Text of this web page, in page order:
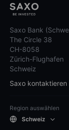
Saxo Bank
The Circle 38
CH-8058
Zürich-Flughafen
Schweiz
Saxo kontaktieren
Region auswählen
Schweiz